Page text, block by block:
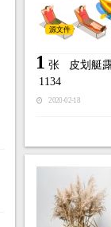
源文件
1 张 皮划艇
1134
2020-02-18